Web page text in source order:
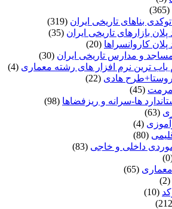
(365)
بناهای تاریخی ایران (319)
پلان بازارهای تاریخی ایران (35)
پلان کاروانسراها (20)
مساجد و مدارس تاریخی ایران (30)
یاب ترین نرم افزار های رشته معماری (4)
روستا+طرح هادی (22)
مرمت (45)
ها-سرانه و ریزفضاها (98)
(63)
(4)
(80)
موردی داخلی و خاجی (83)
(65)
(2)
(10)